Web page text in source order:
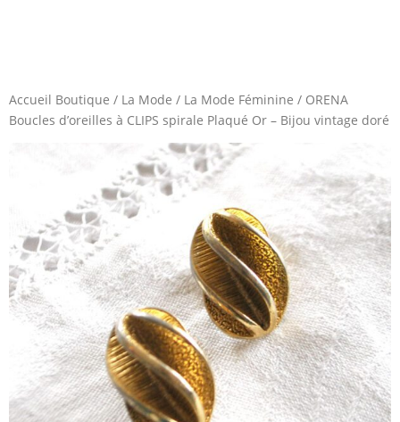
Accueil Boutique / La Mode / La Mode Féminine / ORENA
Boucles d’oreilles à CLIPS spirale Plaqué Or – Bijou vintage doré